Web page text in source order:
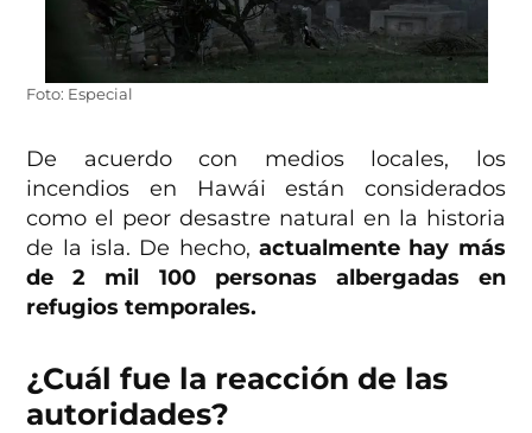
Foto: Especial
De acuerdo con medios locales, los
incendios en Hawái están considerados
como el peor desastre natural en la historia
de la isla. De hecho, actualmente hay más
de 2 mil 100 personas albergadas en
refugios temporales.
¿Cuál fue la reacción de las
autoridades?